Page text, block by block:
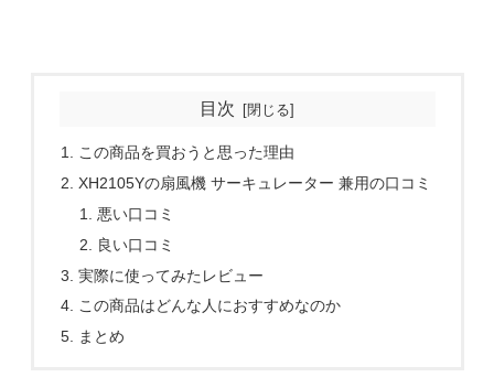
目次
この商品を買おうと思った理由
XH2105Yの扇風機 サーキュレーター 兼用の口コミ
悪い口コミ
良い口コミ
実際に使ってみたレビュー
この商品はどんな人におすすめなのか
まとめ